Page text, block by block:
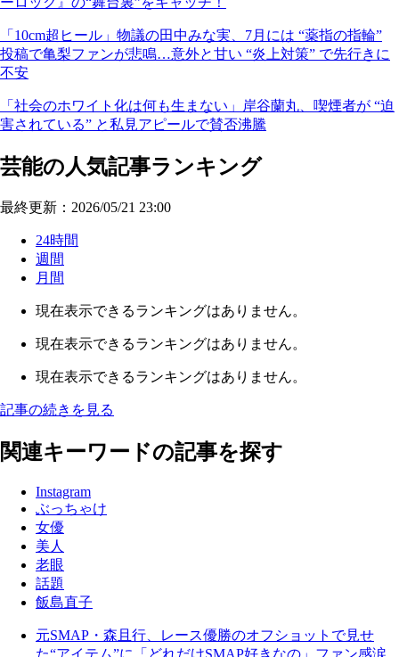
「10cm超ヒール」物議の田中みな実、7月には “薬指の指輪”
投稿で亀梨ファンが悲鳴…意外と甘い “炎上対策” で先行きに
不安
「社会のホワイト化は何も生まない」岸谷蘭丸、喫煙者が “迫
害されている” と私見アピールで賛否沸騰
芸能の人気記事ランキング
最終更新：2026/05/21 23:00
24時間
週間
月間
現在表示できるランキングはありません。
現在表示できるランキングはありません。
現在表示できるランキングはありません。
記事の続きを見る
関連キーワードの記事を探す
Instagram
ぶっちゃけ
女優
美人
老眼
話題
飯島直子
元SMAP・森且行、レース優勝のオフショットで見せ
た“アイテム”に「どれだけSMAP好きなの」ファン感涙